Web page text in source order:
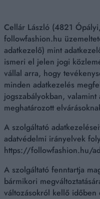
Cellár László (4821
followfashion.hu
adatkezelő) mint
ismeri el jelen jogi
vállal arra, hogy
minden adatkezelés
jogszabályokban,
meghatározott
A szolgáltató
adatvédelmi irányelvek
https://followfashion.hu/
A szolgáltató fenntartja
bármikori
változásokról kellő időben